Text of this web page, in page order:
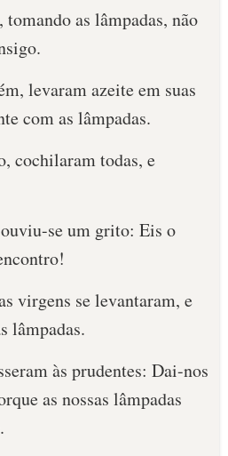
tomando as lâmpadas, não
levaram azeite em suas
com as lâmpadas.
cochilaram todas, e
se um grito: Eis o
virgens se levantaram, e
lâmpadas.
às prudentes: Dai-nos
as nossas lâmpadas